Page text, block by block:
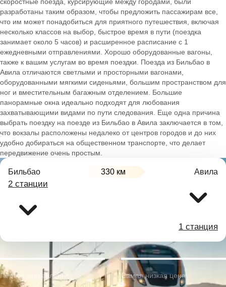
разработаны таким образом, чтобы предложить пассажирам все,
что им может понадобиться для приятного путешествия, включая
несколько классов на выбор, быстрое время в пути (поездка
занимает около 5 часов) и расширенное расписание с 1
ежедневными отправлениями. Хорошо оборудованные вагоны,
также к вашим услугам во время поездки. Поезда из Бильбао в
Авила отличаются светлыми и просторными вагонами,
оборудованными мягкими сиденьями, большим пространством для
ног и вместительным багажным отделением. Большие
панорамные окна идеально подходят для любования
захватывающими видами по пути следования. Еще одна причина
выбрать поездку на поезде из Бильбао в Авила заключается в том,
что вокзалы расположены недалеко от центров городов и до них
удобно добираться на общественном транспорте, что делает
передвижение очень простым.
Бильбао 330 км Авила
2 станции
1 станция
Первое отправление: Самая низкая цена: